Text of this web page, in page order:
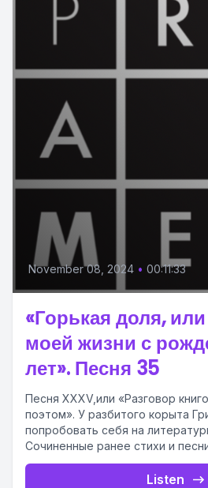
November 08, 2024 • 00:11:33
«Горькая доля,
моей жизни с
лет». Песня 35
Песня XXXV,или «Разговор
поэтом». У разбитого корыта
попробовать себя на
Сочиненные ранее стихи и
Listen